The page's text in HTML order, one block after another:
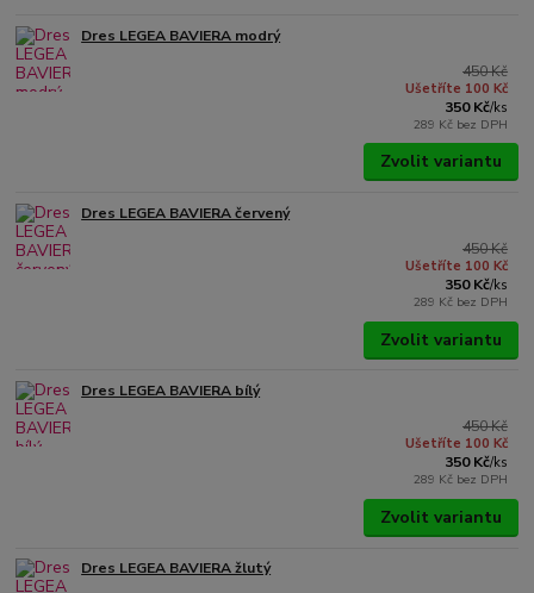
Dres LEGEA BAVIERA modrý
450 Kč
Ušetříte 100 Kč
350 Kč/ks
289 Kč bez DPH
Zvolit variantu
Dres LEGEA BAVIERA červený
450 Kč
Ušetříte 100 Kč
350 Kč/ks
289 Kč bez DPH
Zvolit variantu
Dres LEGEA BAVIERA bílý
450 Kč
Ušetříte 100 Kč
350 Kč/ks
289 Kč bez DPH
Zvolit variantu
Dres LEGEA BAVIERA žlutý